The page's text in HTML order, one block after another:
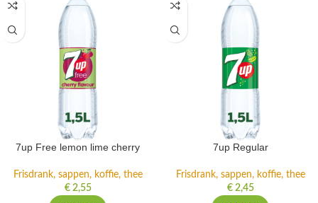
7up Free lemon lime cherry
Frisdrank, sappen, koffie, thee
€2,55
7up Regular
Frisdrank, sappen, koffie, thee
€2,45